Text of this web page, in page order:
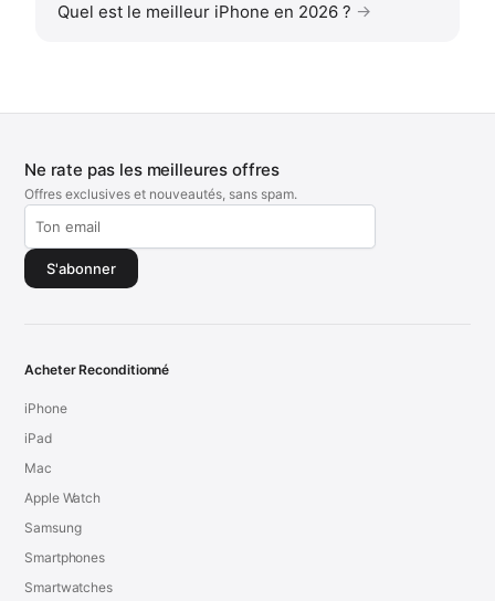
Quel est le meilleur iPhone en 2026 ?
Ne rate pas les meilleures offres
Offres exclusives et nouveautés, sans spam.
S'abonner
Acheter Reconditionné
iPhone
iPad
Mac
Apple Watch
Samsung
Smartphones
Smartwatches